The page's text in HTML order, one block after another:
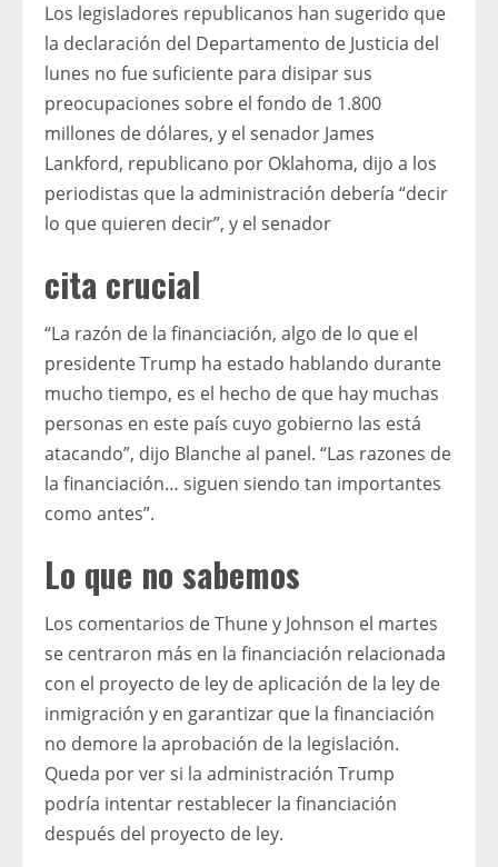
Los legisladores republicanos han sugerido que
la declaración del Departamento de Justicia del
lunes no fue suficiente para disipar sus
preocupaciones sobre el fondo de 1.800
millones de dólares, y el senador James
Lankford, republicano por Oklahoma, dijo a los
periodistas que la administración debería “decir
lo que quieren decir”, y el senador
cita crucial
“La razón de la financiación, algo de lo que el
presidente Trump ha estado hablando durante
mucho tiempo, es el hecho de que hay muchas
personas en este país cuyo gobierno las está
atacando”, dijo Blanche al panel. “Las razones de
la financiación… siguen siendo tan importantes
como antes”.
Lo que no sabemos
Los comentarios de Thune y Johnson el martes
se centraron más en la financiación relacionada
con el proyecto de ley de aplicación de la ley de
inmigración y en garantizar que la financiación
no demore la aprobación de la legislación.
Queda por ver si la administración Trump
podría intentar restablecer la financiación
después del proyecto de ley.